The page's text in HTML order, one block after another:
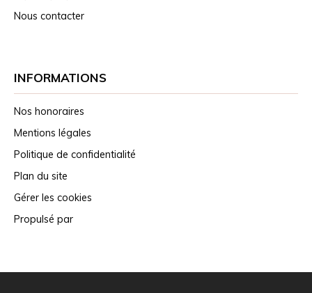
Nous contacter
INFORMATIONS
Nos honoraires
Mentions légales
Politique de confidentialité
Plan du site
Gérer les cookies
Propulsé par